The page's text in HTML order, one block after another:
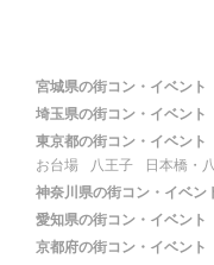
宮城県の街コン・イベント
埼玉県の街コン・イベント
東京都の街コン・イベント
お台場
八王子 日本橋・
神奈川県の街コン・イベン
愛知県の街コン・イベント
京都府の街コン・イベント